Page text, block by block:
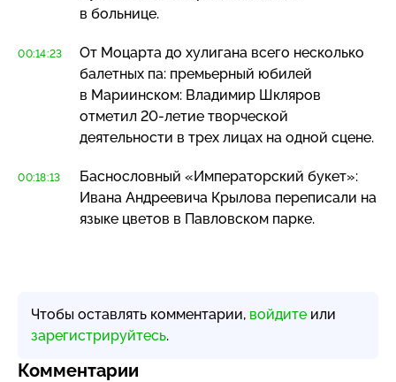
в больнице.
00:14:23
От Моцарта до хулигана всего несколько
балетных па: премьерный юбилей
в Мариинском: Владимир Шкляров
отметил 20-летие творческой
деятельности в трех лицах на одной сцене.
00:18:13
Баснословный «Императорский букет»:
Ивана Андреевича Крылова переписали на
языке цветов в Павловском парке.
Чтобы оставлять комментарии, войдите или
зарегистрируйтесь.
Комментарии